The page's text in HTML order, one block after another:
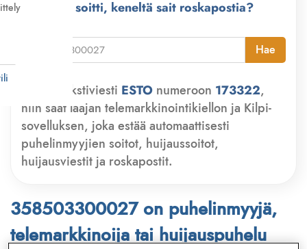
Kuka soitti, keneltä sait roskapostia?
Hae
Lähetä tekstiviesti ESTO numeroon 173322,
niin saat laajan telemarkkinointikiellon ja Kilpi-
sovelluksen, joka estää automaattisesti
puhelinmyyjien soitot, huijaussoitot,
huijausviestit ja roskapostit.
358503300027 on puhelinmyyjä,
telemarkkinoija tai huijauspuhelu